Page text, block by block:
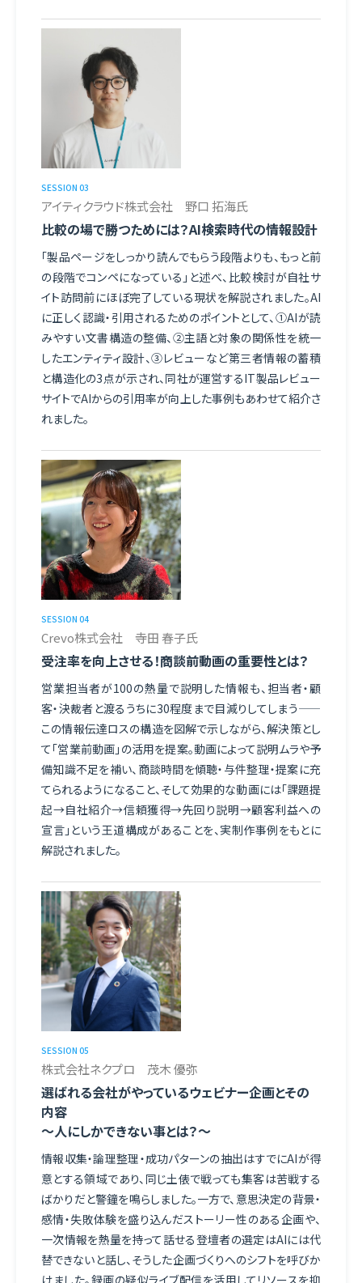
SESSION 03
アイティクラウド株式会社 野口 拓海氏
比較の場で勝つためには？AI検索時代の情報設計
「製品ページをしっかり読んでもらう段階よりも、もっと前
の段階でコンペになっている」と述べ、比較検討が自社サ
イト訪問前にほぼ完了している現状を解説されました。AI
に正しく認識・引用されるためのポイントとして、①AIが読
みやすい文書構造の整備、②主語と対象の関係性を統一
したエンティティ設計、③レビューなど第三者情報の蓄積
と構造化の3点が示され、同社が運営するIT製品レビュー
サイトでAIからの引用率が向上した事例もあわせて紹介さ
れました。
SESSION 04
Crevo株式会社 寺田 春子氏
受注率を向上させる！商談前動画の重要性とは？
営業担当者が100の熱量で説明した情報も、担当者・顧
客・決裁者と渡るうちに30程度まで目減りしてしまう——
この情報伝達ロスの構造を図解で示しながら、解決策とし
て「営業前動画」の活用を提案。動画によって説明ムラや予
備知識不足を補い、商談時間を傾聴・与件整理・提案に充
てられるようになること、そして効果的な動画には「課題提
起→自社紹介→信頼獲得→先回り説明→顧客利益への
宣言」という王道構成があることを、実制作事例をもとに
解説されました。
SESSION 05
株式会社ネクプロ 茂木 優弥
選ばれる会社がやっているウェビナー企画とその
内容
〜人にしかできない事とは？〜
情報収集・論理整理・成功パターンの抽出はすでにAIが得
意とする領域であり、同じ土俵で戦っても集客は苦戦する
ばかりだと警鐘を鳴らしました。一方で、意思決定の背景・
感情・失敗体験を盛り込んだストーリー性のある企画や、
一次情報を熱量を持って話せる登壇者の選定はAIには代
替できないと話し、そうした企画づくりへのシフトを呼びか